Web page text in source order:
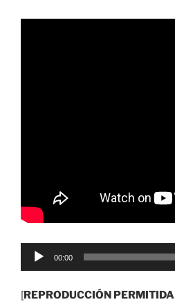
Reproductor
00:00
[REPRODUCCIÓN PERMITIDA